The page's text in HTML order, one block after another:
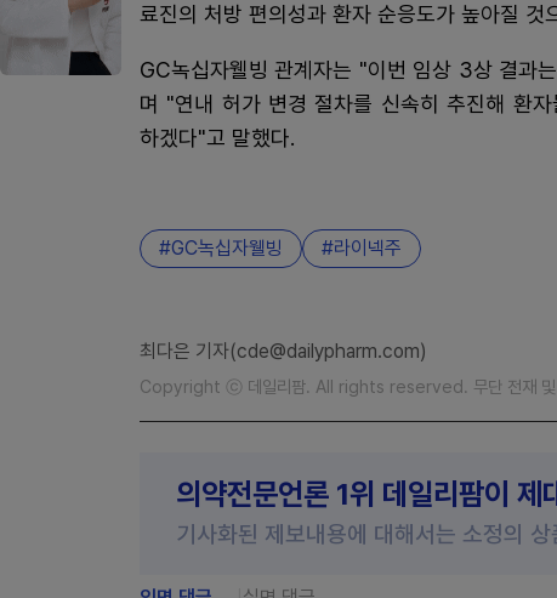
료진의 처방 편의성과 환자 순응도가 높아질 것
GC녹십자웰빙 관계자는 "이번 임상 3상 결과
며 "연내 허가 변경 절차를 신속히 추진해 환
하겠다"고 말했다.
GC녹십자웰빙 라이넥주
최다은 기자(cde@dailypharm.com)
Copyright ⓒ 데일리팜. All rights reserved. 무단 전재 및
의약전문언론 1위 데일리팜이 제
기사화된 제보내용에 대해서는 소정의 상